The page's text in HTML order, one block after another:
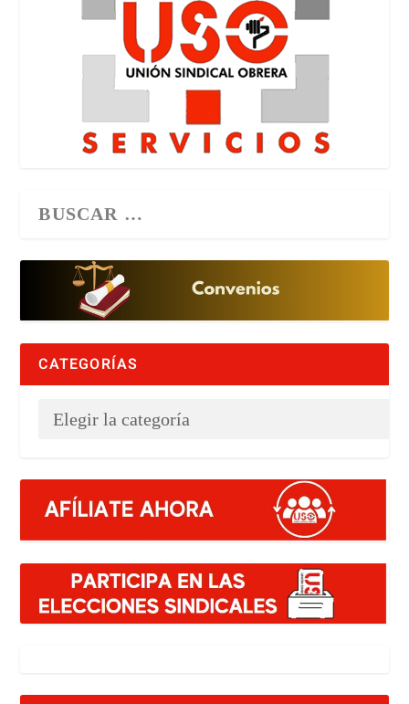
CATEGORÍAS